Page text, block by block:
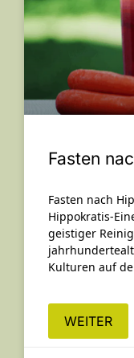
Fasten
Fasten nach
Hippokratis-
geistiger
Kulturen auf
WEITER